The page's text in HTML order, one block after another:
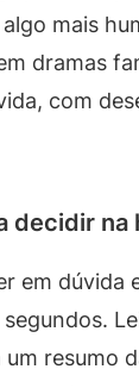
mais
dramas
com
decidir na
em dúvida
resumo